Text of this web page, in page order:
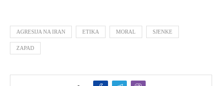
AGRESIJA NA IRAN ETIKA MORAL SJENKE
ZAPAD